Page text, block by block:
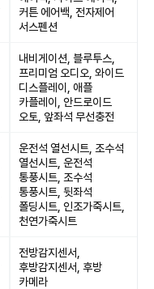
커튼 에어백, 전자제어
서스펜션
내비게이션, 블루투스,
프리미엄 오디오, 와이드
디스플레이, 애플
카플레이, 안드로이드
오토, 앞좌석 무선충전
운전석 열선시트, 조수석
열선시트, 운전석
통풍시트, 조수석
통풍시트, 뒷좌석
폴딩시트, 인조가죽시트,
천연가죽시트
전방감지센서,
후방감지센서, 후방
카메라